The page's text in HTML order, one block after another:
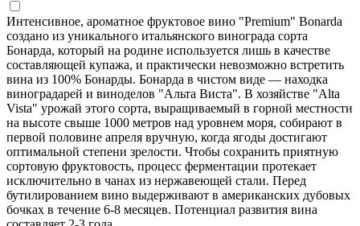
Интенсивное, ароматное фруктовое вино "Premium" Bonarda
создано из уникального итальянского винограда сорта
Бонарда, который на родине используется лишь в качестве
составляющей купажа, и практически невозможно встретить
вина из 100% Бонарды. Бонарда в чистом виде — находка
виноградарей и виноделов "Альта Виста". В хозяйстве "Alta
Vista" урожай этого сорта, выращиваемый в горной местности
на высоте свыше 1000 метров над уровнем моря, собирают в
первой половине апреля вручную, когда ягоды достигают
оптимальной степени зрелости. Чтобы сохранить приятную
сортовую фруктовость, процесс ферментации протекает
исключительно в чанах из нержавеющей стали. Перед
бутилированием вино выдерживают в американских дубовых
бочках в течение 6-8 месяцев. Потенциал развития вина